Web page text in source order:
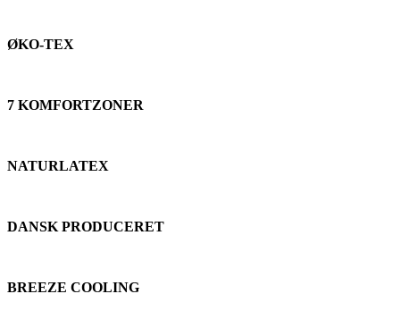
ØKO-TEX
7 KOMFORTZONER
NATURLATEX
DANSK PRODUCERET
BREEZE COOLING